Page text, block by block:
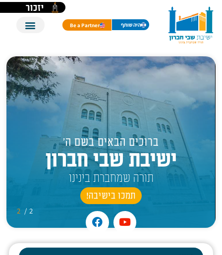
יזכור
היה שותף Be a Partner
ברוכים הבאים בשם ה'
ישיבת שבי חברון
תורה שמחברת בינינו
תמכו בישיבה!
2
/